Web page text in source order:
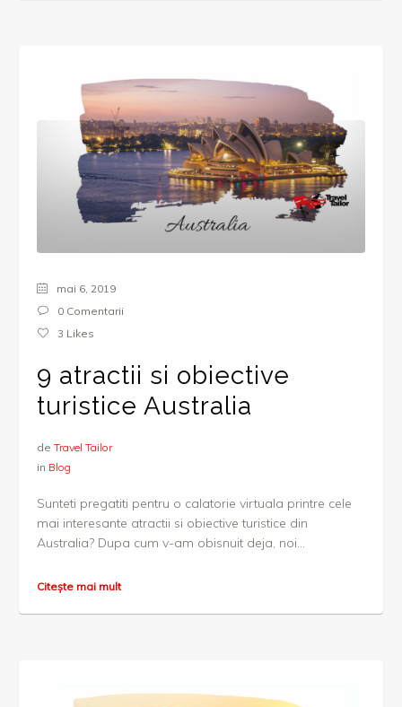
mai 6, 2019
0 Comentarii
3 Likes
9 atractii si obiective
turistice Australia
de Travel Tailor
in Blog
Sunteti pregatiti pentru o calatorie virtuala printre cele
mai interesante atractii si obiective turistice din
Australia? Dupa cum v-am obisnuit deja, noi...
Citește mai mult